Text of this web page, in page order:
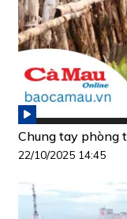
Chung tay phòng
22/10/2025 14:45